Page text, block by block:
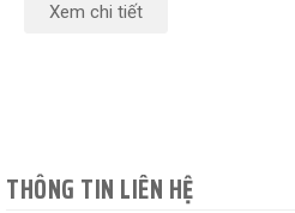
Xem chi tiết
THÔNG TIN LIÊN HỆ